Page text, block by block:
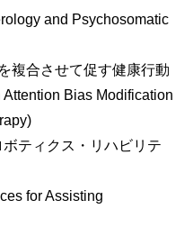
and Psychosomatic
複合させて促す健康行動
Bias Modification
ティクス・リハビリテ
for Assisting